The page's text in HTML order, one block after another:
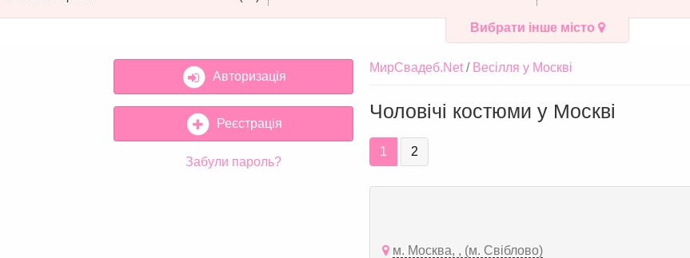
Вибрати інше місто
МирСвадеб.Net Весілля у Москві
Чоловічі костюми у Москві
1 2
м. Москва, , (м. Свіблово)
Авторизація
Реєстрація
Забули пароль?